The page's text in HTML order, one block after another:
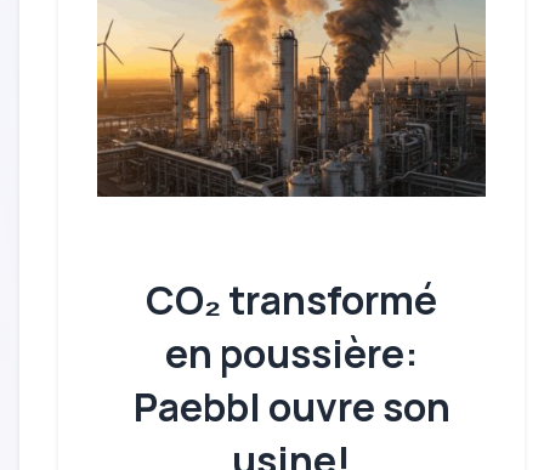
CO₂ transformé
en poussière:
Paebbl ouvre son